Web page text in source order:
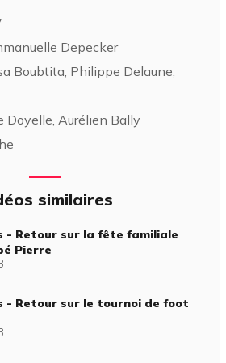
Depecker
Boubtita, Philippe Delaune,
Doyelle, Aurélien Bally
similaires
- Retour sur la fête familiale
Pierre
- Retour sur le tournoi de foot